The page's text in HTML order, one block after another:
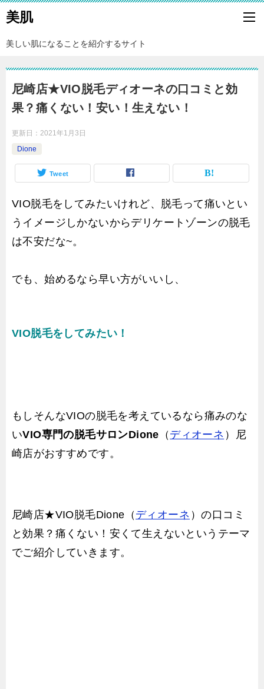
美肌
美しい肌になることを紹介するサイト
尼崎店★VIO脱毛ディオーネの口コミと効
果？痛くない！安い！生えない！
更新日： 2021年1月3日
Dione
Tweet
VIO脱毛をしてみたいけれど、脱毛って痛いとい
うイメージしかないからデリケートゾーンの脱毛
は不安だな~。
でも、始めるなら早い方がいいし、
VIO脱毛をしてみたい！
もしそんなVIOの脱毛を考えているなら痛みのな
いVIO専門の脱毛サロンDione （ ディオーネ ）尼
崎店がおすすめです。
尼崎店★VIO脱毛Dione（ ディオーネ ）の口コミ
と効果？痛くない！安くて生えないというテーマ
でご紹介していきます。